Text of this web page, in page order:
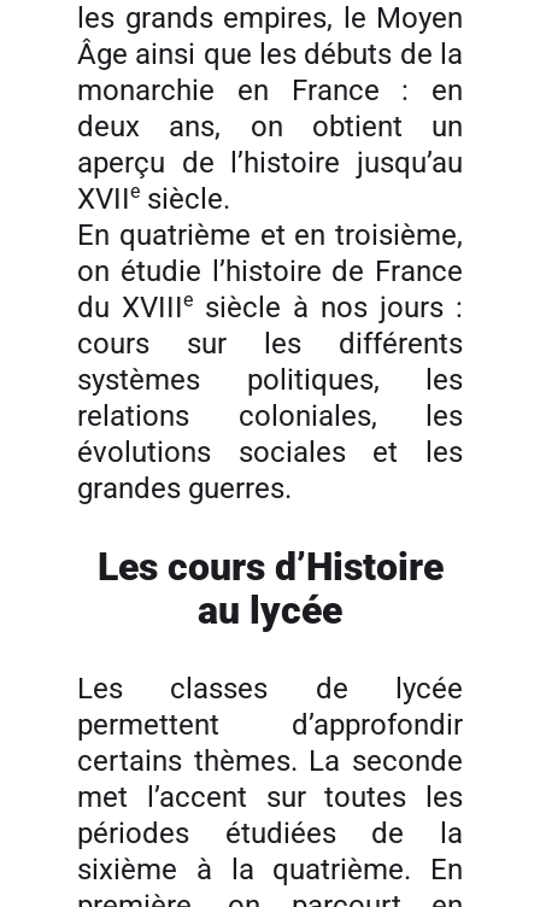
les grands empires, le Moyen
Âge ainsi que les débuts de la
monarchie en France : en
deux ans, on obtient un
aperçu de l’histoire jusqu’au
XVIIe siècle.
En quatrième et en troisième,
on étudie l’histoire de France
du XVIIIe
siècle à nos jours :
cours sur les différents
systèmes politiques, les
relations coloniales, les
évolutions sociales et les
grandes guerres.
Les cours d’Histoire
au lycée
Les classes de lycée
permettent d’approfondir
certains thèmes. La seconde
met l’accent sur toutes les
périodes étudiées de la
sixième à la quatrième. En